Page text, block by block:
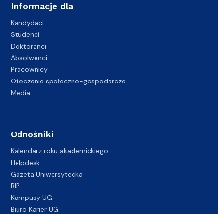
Informacje dla
Kandydaci
Studenci
Doktoranci
Absolwenci
Pracownicy
Otoczenie społeczno-gospodarcze
Media
Odnośniki
Kalendarz roku akademickiego
Helpdesk
Gazeta Uniwersytecka
BIP
Kampusy UG
Biuro Karier UG